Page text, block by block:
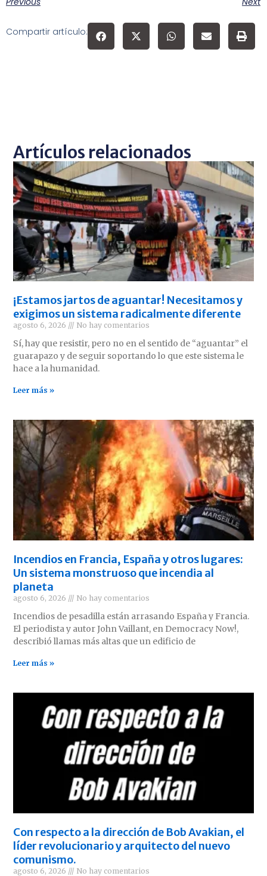
Compartir artículo:
Artículos relacionados
¡Estamos jartos de aguantar! Necesitamos y
exigimos un sistema radicalmente diferente
agosto 6, 2026 No hay comentarios
Sí, hay que resistir, pero no en el sentido de “aguantar” el
guarapazo y de seguir soportando lo que este sistema le
hace a la humanidad.
Leer más »
Incendios en Francia, España y otros lugares:
Un sistema monstruoso que incendia al
planeta
agosto 6, 2026 No hay comentarios
Incendios de pesadilla están arrasando España y Francia.
El periodista y autor John Vaillant, en Democracy Now!,
describió llamas más altas que un edificio de
Leer más »
Con respecto a la dirección de Bob Avakian, el
líder revolucionario y arquitecto del nuevo
comunismo.
agosto 6, 2026 No hay comentarios